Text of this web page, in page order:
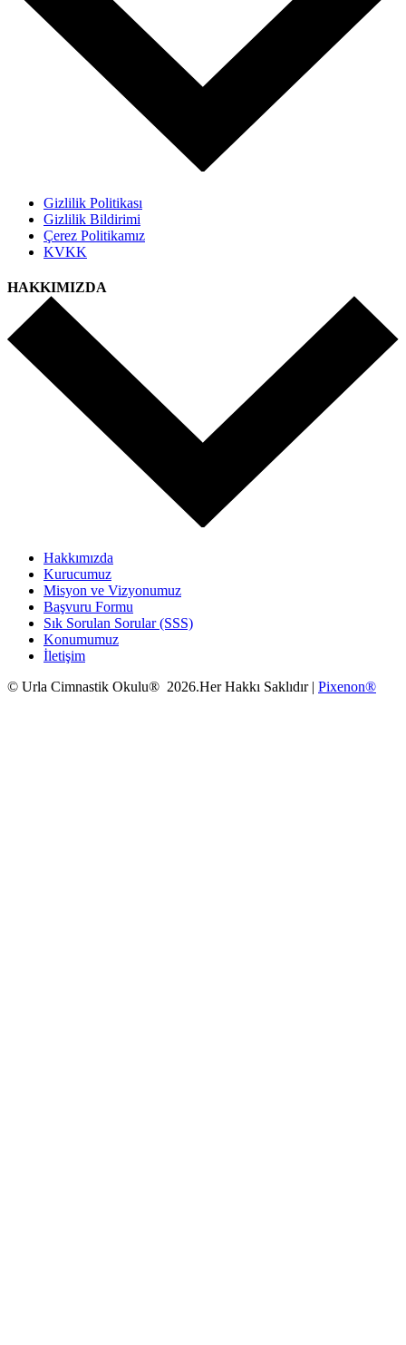
Gizlilik Politikası
Gizlilik Bildirimi
Çerez Politikamız
KVKK
HAKKIMIZDA
Hakkımızda
Kurucumuz
Misyon ve Vizyonumuz
Başvuru Formu
Sık Sorulan Sorular (SSS)
Konumumuz
İletişim
© Urla Cimnastik Okulu® 2026.Her Hakkı Saklıdır | Pixenon®